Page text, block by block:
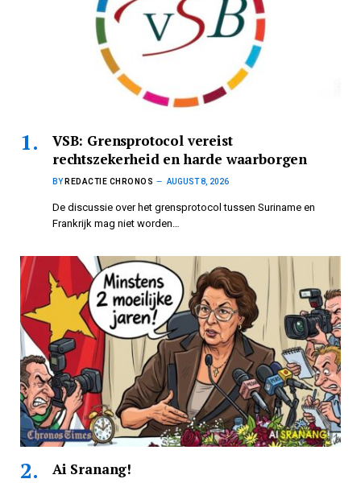
VSB: Grensprotocol vereist
rechtszekerheid en harde waarborgen
BY REDACTIE CHRONOS AUGUST 8, 2026
De discussie over het grensprotocol tussen Suriname en
Frankrijk mag niet worden…
Ai Sranang!